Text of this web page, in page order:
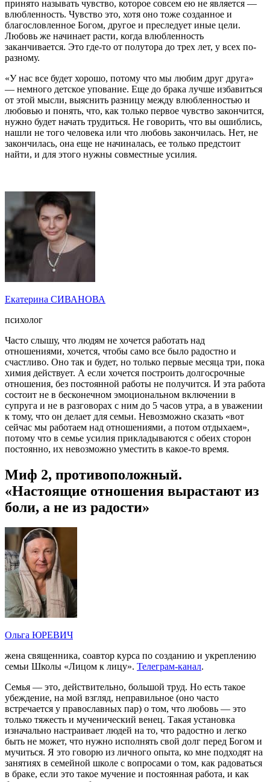
принято называть чувство, которое совсем ею не является —
влюбленность. Чувство это, хотя оно тоже созданное и
благословленное Богом, другое и преследует иные цели.
Любовь же начинает расти, когда влюбленность
заканчивается. Это где-то от полутора до трех лет, у всех по-
разному.
«У нас все будет хорошо, потому что мы любим друг друга»
— немного детское упование. Еще до брака лучше избавиться
от этой мысли, выяснить разницу между влюбленностью и
любовью и понять, что, как только первое чувство закончится,
нужно будет начать трудиться. Не говорить, что вы ошиблись,
нашли не того человека или что любовь закончилась. Нет, не
закончилась, она еще не начиналась, ее только предстоит
найти, и для этого нужны совместные усилия.
Екатерина СИВАНОВА
психолог
Часто слышу, что людям не хочется работать над
отношениями, хочется, чтобы само все было радостно и
счастливо. Оно так и будет, но только первые месяца три, пока
химия действует. А если хочется построить долгосрочные
отношения, без постоянной работы не получится. И эта работа
состоит не в бесконечном эмоциональном включении в
супруга и не в разговорах с ним до 5 часов утра, а в уважении
к тому, что он делает для семьи. Невозможно сказать «вот
сейчас мы работаем над отношениями, а потом отдыхаем»,
потому что в семье усилия прикладываются с обеих сторон
постоянно, их невозможно уместить в какое-то время.
Миф 2, противоположный.
«Настоящие отношения вырастают из
боли, а не из радости»
Ольга ЮРЕВИЧ
жена священника, соавтор курса по созданию и укреплению
семьи Школы «Лицом к лицу». Телеграм-канал.
Семья — это, действительно, большой труд. Но есть такое
убеждение, на мой взгляд, неправильное (оно часто
встречается у православных пар) о том, что любовь — это
только тяжесть и мученический венец. Такая установка
изначально настраивает людей на то, что радостно и легко
быть не может, что нужно исполнять свой долг перед Богом и
мучиться. Я это говорю из личного опыта, ко мне подходят на
занятиях в семейной школе с вопросами о том, как радоваться
в браке, если это такое мучение и постоянная работа, и как